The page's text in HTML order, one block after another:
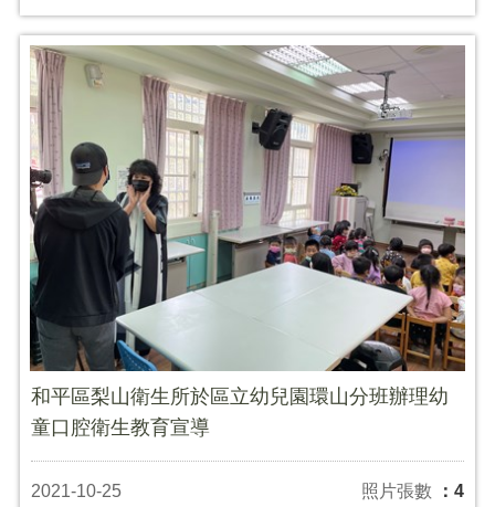
和平區梨山衛生所於區立幼兒園環山分班辦理幼
童口腔衛生教育宣導
2021-10-25 照片張數 ：4